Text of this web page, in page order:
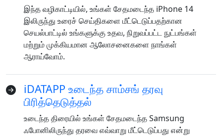
இந்த வழிகாட்டியில், உங்கள் சேதமடைந்த iPhone 14
இலிருந்து உரைச் செய்திகளை மீட்டெடுப்பதற்கான
செயல்பாட்டில் உங்களுக்கு உதவ, நிறுவப்பட்ட நுட்பங்கள்
மற்றும் முக்கியமான ஆலோசனைகளை நாங்கள்
ஆராய்வோம்.
iDATAPP உடைந்த சாம்சங் தரவு
பிரித்தெடுத்தல்
உடைந்த திரையில் உங்கள் சேதமடைந்த Samsung
ஃபோனிலிருந்து தரவை எவ்வாறு மீட்டெடுப்பது என்று